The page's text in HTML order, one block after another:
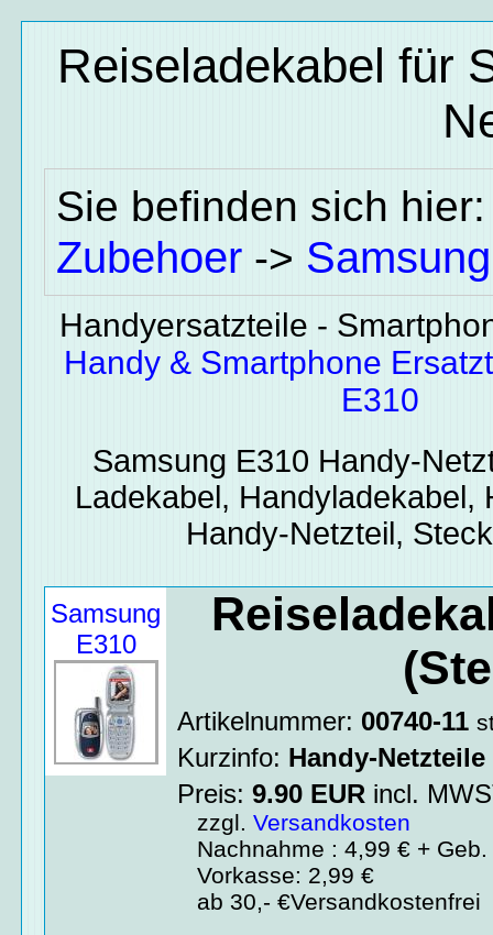
Reiseladekabel für
Sie befinden sich
Zubehoer -> Samsung
Handyersatzteile -
Handy & Smartphone
E310
Samsung E310 Handy-
Ladekabel, Handyladekabel,
Handy-Netzteil,
Samsung
E310
Artikelnummer: 00740-11
Kurzinfo: Handy-Netzteile
Preis:9.90 EUR incl.
zzgl.Versandkosten
Nachnahme : 4,99 € + Geb.
Vorkasse: 2,99 €
ab 30,- €Versandkostenfrei